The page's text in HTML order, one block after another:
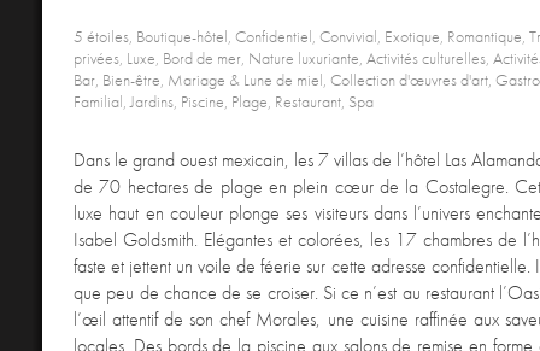
5 étoiles, Boutique-hôtel, Confidentiel, Convivial, Exotique, Romantique,
privées, Luxe, Bord de mer, Nature luxuriante, Activités culturelles,
Bar, Bien-être, Mariage & Lune de miel, Collection d'œuvres d'art,
Familial, Jardins, Piscine, Plage, Restaurant, Spa
Dans le grand ouest mexicain, les 7 villas de l’hôtel Las
de 70 hectares de plage en plein cœur de la Costalegre. Cet
luxe haut en couleur plonge ses visiteurs dans l’univers
Isabel Goldsmith. Elégantes et colorées, les 17 chambres de
faste et jettent un voile de féerie sur cette adresse confidentielle.
que peu de chance de se croiser. Si ce n’est au restaurant
l’œil attentif de son chef Morales, une cuisine raffinée aux
locales. Des bords de la piscine aux salons de remise en forme